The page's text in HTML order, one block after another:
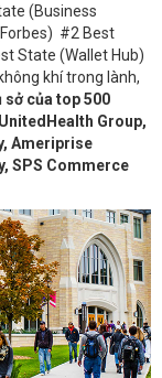
(Business
#2 Best
State (Wallet Hub)
khí trong lành,
sở của top 500
Group,
Ameriprise
SPS Commerce